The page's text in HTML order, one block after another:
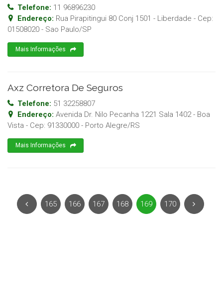
Telefone: 11 96896230
Endereço: Rua Pirapitingui 80 Conj 1501 - Liberdade - Cep:
01508020 - Sao Paulo/SP
Mais Informações
Axz Corretora De Seguros
Telefone: 51 32258807
Endereço: Avenida Dr. Nilo Pecanha 1221 Sala 1402 - Boa
Vista - Cep: 91330000 - Porto Alegre/RS
Mais Informações
165 166 167 168 169 170